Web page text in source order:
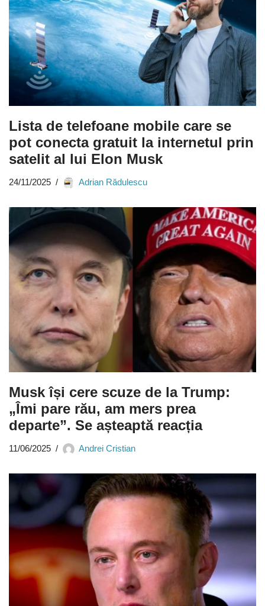
Lista de telefoane mobile care se
pot conecta gratuit la internetul prin
satelit al lui Elon Musk
24/11/2025 Adrian Rădulescu
Musk își cere scuze de la Trump:
„Îmi pare rău, am mers prea
departe”. Se așteaptă reacția
11/06/2025 Andrei Cristian